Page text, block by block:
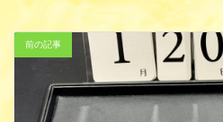
前の記事